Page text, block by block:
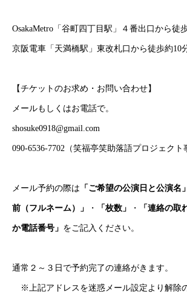
OsakaMetro「谷町四丁目駅」４番出口から徒
京阪電車「天満橋駅」東改札口から徒歩約10
【チケットのお求め・お問い合わせ】
メールもしくはお電話で。
shosuke0918@gmail.com
090-6536-7702（笑福亭笑助落語プロジェクト
メール予約の際は 「ご希望の公演日と公演名」
前（フルネーム）」 ・ 「枚数」 ・ 「連絡の取
か電話番号」 をご記入ください。
通常２～３日で予約完了の連絡がきます。
※上記アドレスを迷惑メール設定より解除